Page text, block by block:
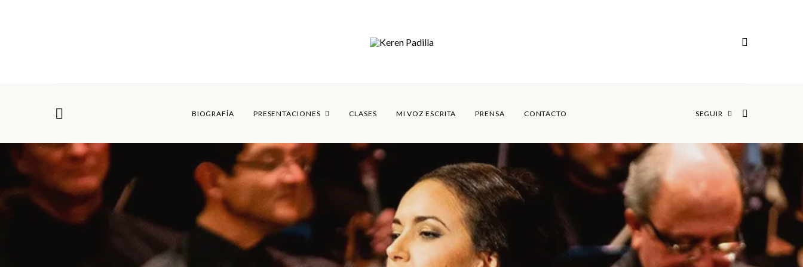
BIOGRAFÍA PRESENTACIONES CLASES MI VOZ ESCRITA PRENSA CONTACTO SEGUIR